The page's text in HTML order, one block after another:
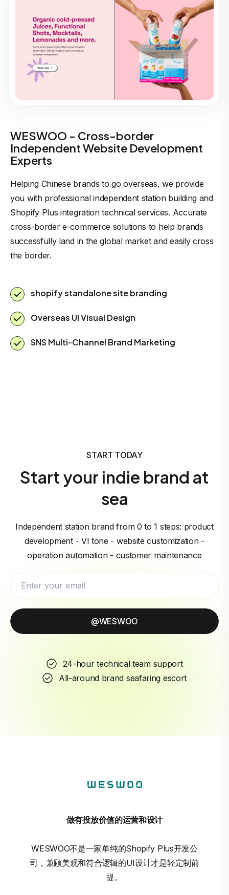
WESWOO - Cross-border
Independent Website Development
Experts
Helping Chinese brands to go overseas, we provide
you with professional independent station building and
Shopify Plus integration technical services. Accurate
cross-border e-commerce solutions to help brands
successfully land in the global market and easily cross
the border.
shopify standalone site branding
Overseas UI Visual Design
SNS Multi-Channel Brand Marketing
START TODAY
Start your indie brand at
sea
Independent station brand from 0 to 1 steps: product
development - VI tone - website customization -
operation automation - customer maintenance
@WESWOO
24-hour technical team support
All-around brand seafaring escort
做有投放价值的运营和设计
WESWOO不是一家单纯的Shopify Plus开发公
司，兼顾美观和符合逻辑的UI设计才是轻定制前
提。